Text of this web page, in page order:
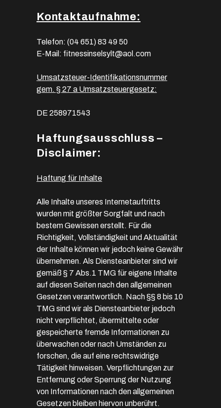
Kontaktaufnahme:
Telefon: (04 651) 83 49 50
E-Mail: fitnessinselsylt@aol.com
Umsatzsteuer-Identifikationsnummer
gem. § 27 a Umsatzsteuergesetz:
DE 258971543
Haftungsausschluss –
Disclaimer:
Haftung für Inhalte
Alle Inhalte unseres Internetauftritts
wurden mit größter Sorgfalt und nach
bestem Gewissen erstellt. Für die
Richtigkeit, Vollständigkeit und Aktualität
der Inhalte können wir jedoch keine Gewähr
übernehmen. Als Diensteanbieter sind wir
gemäß § 7 Abs.1 TMG für eigene Inhalte
auf diesen Seiten nach den allgemeinen
Gesetzen verantwortlich. Nach §§ 8 bis 10
TMG sind wir als Diensteanbieter jedoch
nicht verpflichtet, übermittelte oder
gespeicherte fremde Informationen zu
überwachen oder nach Umständen zu
forschen, die auf eine rechtswidrige
Tätigkeit hinweisen. Verpflichtungen zur
Entfernung oder Sperrung der Nutzung
von Informationen nach den allgemeinen
Gesetzen bleiben hiervon unberührt.